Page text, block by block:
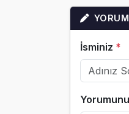
İsminiz *